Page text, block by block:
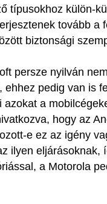
típusokhoz külön-
tovább a
biztonsági
persze nyilván
ehhez pedig van is
azokat a
hogy az
e ez az igény
ilyen eljárásoknak,
a Motorola